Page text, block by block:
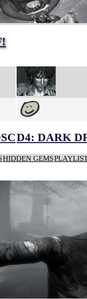
D4: DARK
HIDDEN GEMS